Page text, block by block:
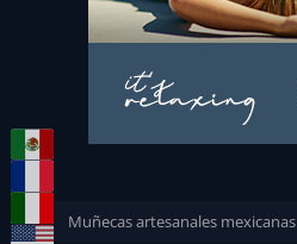
Muñecas artesanales mexicanas